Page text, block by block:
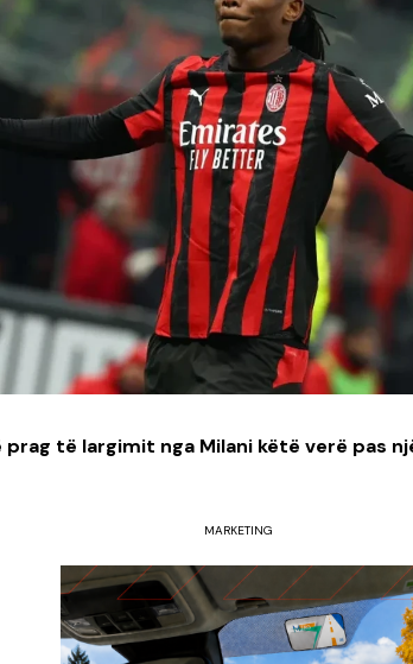
prag të largimit nga Milani këtë verë pas
MARKETING